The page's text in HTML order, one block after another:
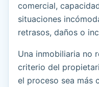
comercial,
situaciones
retrasos, daños o
Una inmobiliaria no
criterio del
el proceso sea más